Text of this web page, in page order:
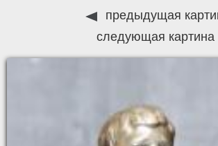
предыдущая
следующая картина